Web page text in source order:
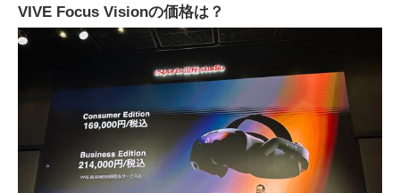
VIVE Focus Visionの価格は？